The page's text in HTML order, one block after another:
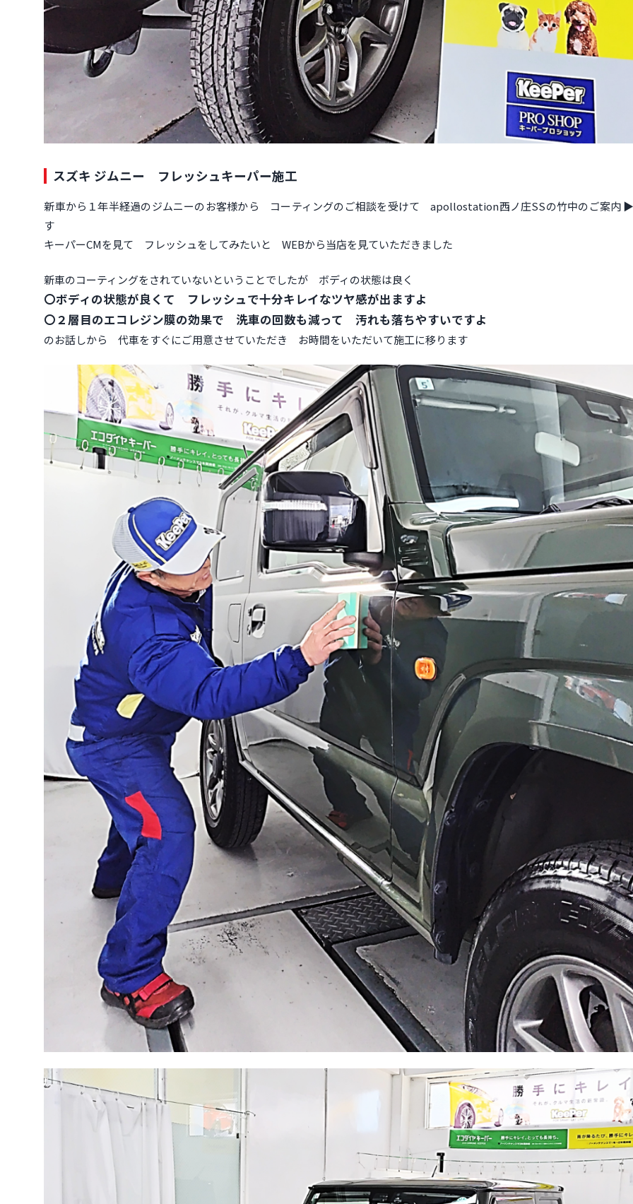
スズキ ジムニー フレッシュキーパー施工
新車から１年半経過のジムニーのお客様から コーティングのご相談を受けて apollostation西ノ庄SSの竹中のご案内
す
キーパーCMを見て フレッシュをしてみたいと WEBから当店を見ていただきました
新車のコーティングをされていないということでしたが ボディの状態は良く
〇ボディの状態が良くて フレッシュで十分キレイなツヤ感が出ますよ
〇２層目のエコレジン膜の効果で 洗車の回数も減って 汚れも落ちやすいですよ
のお話しから 代車をすぐにご用意させていただき お時間をいただいて施工に移ります